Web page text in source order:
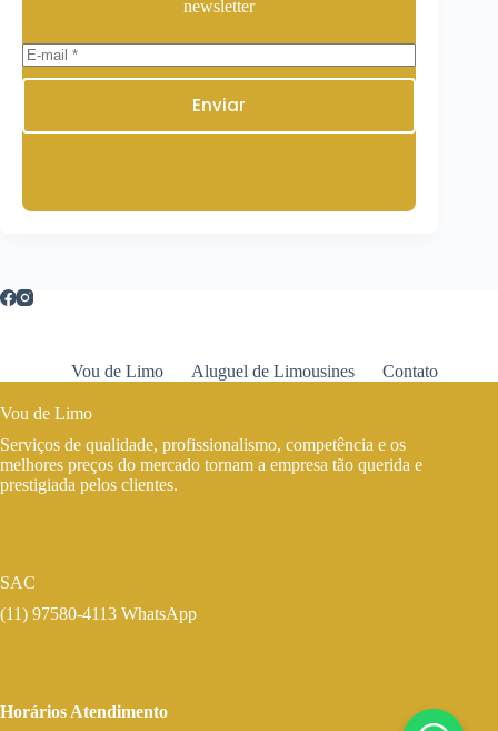
newsletter
Enviar
Vou de Limo Aluguel de Limousines Contato
Vou de Limo
Serviços de qualidade, profissionalismo, competência e os
melhores preços do mercado tornam a empresa tão querida e
prestigiada pelos clientes.
SAC
(11) 97580-4113 WhatsApp
Horários Atendimento